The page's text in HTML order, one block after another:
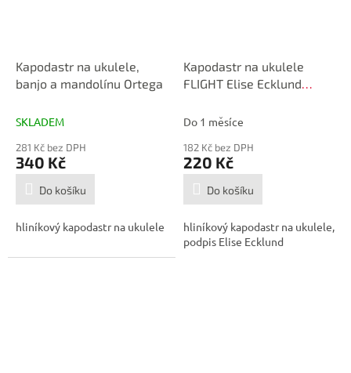
Kapodastr na ukulele,
banjo a mandolínu Ortega
SKLADEM
281 Kč bez DPH
340 Kč
Do košíku
hliníkový kapodastr na ukulele
Kapodastr na ukulele
FLIGHT Elise Ecklund
Do 1 měsíce
182 Kč bez DPH
220 Kč
Do košíku
hliníkový kapodastr na ukulele,
podpis Elise Ecklund